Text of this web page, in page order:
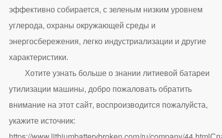
эффективно собирается, с зеленым низким уровнем
углерода, охраны окружающей среды и
энергосбережения, легко индустриализации и другие
характеристики.
Хотите узнать больше о знании литиевой батареи
утилизации машины, добро пожаловать обратить
внимание на этот сайт, воспроизводится пожалуйста,
укажите источник: